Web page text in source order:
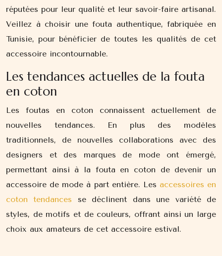
réputées pour leur qualité et leur savoir-faire artisanal.
Veillez à choisir une fouta authentique, fabriquée en
Tunisie, pour bénéficier de toutes les qualités de cet
accessoire incontournable.
Les tendances actuelles de la fouta
en coton
Les foutas en coton connaissent actuellement de
nouvelles tendances. En plus des modèles
traditionnels, de nouvelles collaborations avec des
designers et des marques de mode ont émergé,
permettant ainsi à la fouta en coton de devenir un
accessoire de mode à part entière. Les accessoires en
coton tendances se déclinent dans une variété de
styles, de motifs et de couleurs, offrant ainsi un large
choix aux amateurs de cet accessoire estival.